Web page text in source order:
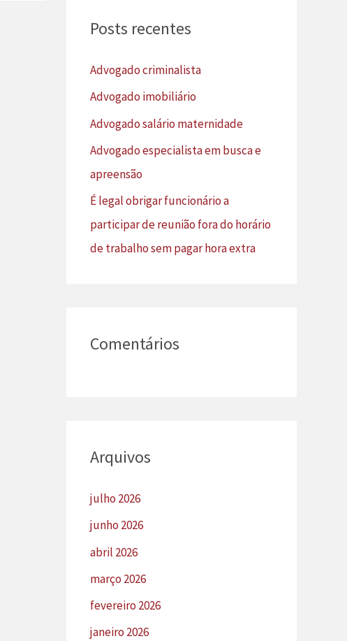
i
p
o
r
:
Posts recentes
Advogado criminalista
Advogado imobiliário
Advogado salário maternidade
Advogado especialista em busca e
apreensão
É legal obrigar funcionário a
participar de reunião fora do horário
de trabalho sem pagar hora extra
Comentários
Arquivos
julho 2026
junho 2026
abril 2026
março 2026
fevereiro 2026
janeiro 2026